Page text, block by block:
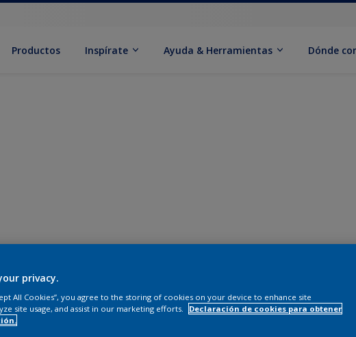
Productos Inspírate Ayuda & Herramientas Dónde
privacy.
All Cookies”, you agree to the storing of cookies on your device to enhance site
site usage, and assist in our marketing efforts.
Declaración de cookies para obtener